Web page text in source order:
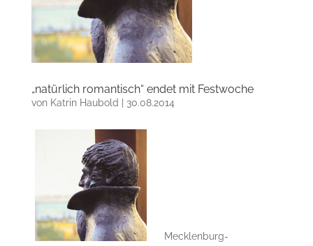
„natürlich romantisch“ endet mit Festwoche
von Katrin Haubold 30.08.2014
Mecklenburg-